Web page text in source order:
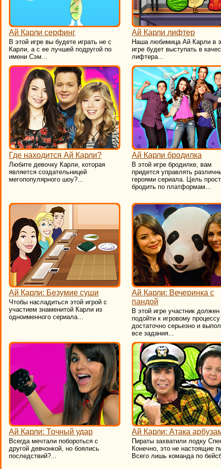
Ай Карли серфинг
В этой игре вы будете играть не с
Карли, а с ее лучшей подругой по
имени Сэм...
Ай Карли лифтер
Наша любимица Ай Карли в
игре будет выступать в
лифтера...
Где находится Ай Карли?
Любите девочку Карли, которая
является создательницей
мегопопулярного шоу?...
Ай Карли бродилка
В этой игре бродилке, вам
придется управлять
героями сериала. Цель
бродить по платформам...
Ай Карли: Безумие суши
Чтобы насладиться этой игрой с
участием знаменитой Карли из
одноименного сериала...
Ай Карли: Вечеринка с
пандой
В этой игре участник должен
подойти к игровому процессу
достаточно серьезно и
все задания...
Ай Карли: Точный удар
Всегда мечтали побороться с
другой девчонкой, но боялись
последствий?...
Ай Карли: Атака
Пираты захватили лодку
Конечно, это не настоящие
Всего лишь команда по